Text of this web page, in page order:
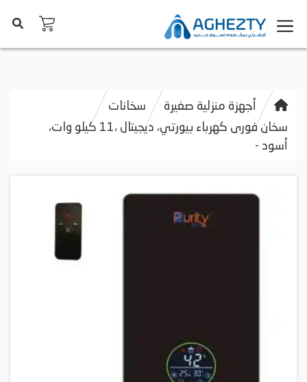
أجهزة منزلية صغيرة
سخانات
سخان فورى كهرباء بيورتي، ديجيتال ،11 كيلو وات،
أسود -